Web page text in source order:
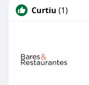
Curtiu (1)